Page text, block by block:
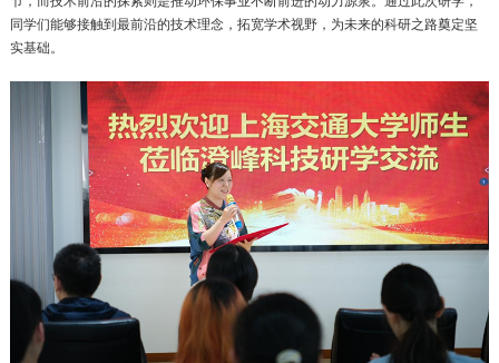
同学们能够接触到最前沿的技术理念，拓宽学术视野，为未来的科研之路奠定坚
实基础。